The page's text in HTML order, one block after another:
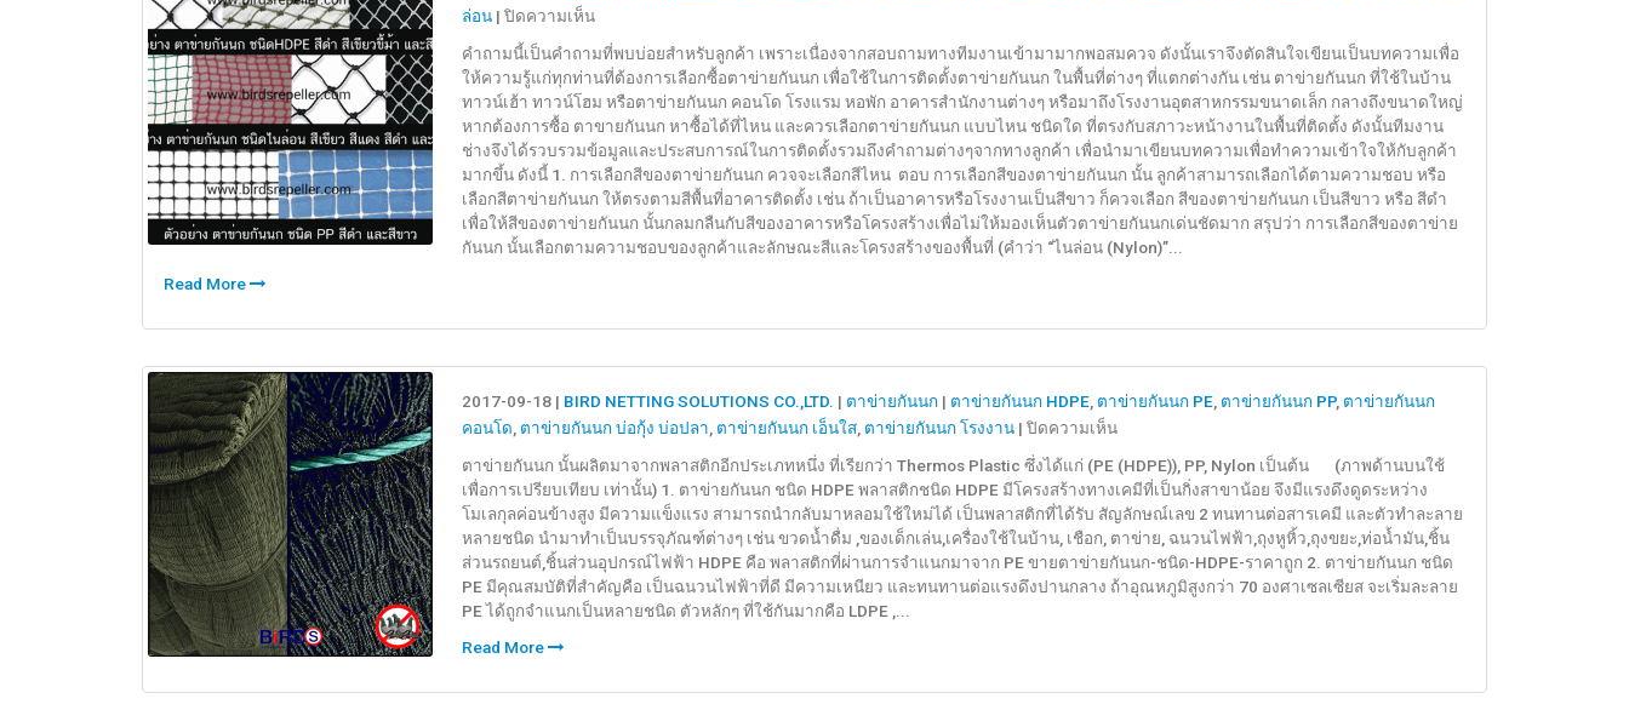
ล่อน | ปิดความเห็นบน
คุณสมบัติ
และ
วิธี
เลือก
ตาข่าย
กัน
นก
HDPE/PE/PP/NYLON
คำถามนี้เป็นคำถามที่พบบ่อยสำหรับลูกค้า เพราะเนื่องจากสอบถามทางทีมงานเข้ามามากพอสมควจ ดังนั้นเราจึงตัดสินใจเขียนเป็นบทความเพื่อ
ให้ความรู้แก่ทุกท่านที่ต้องการเลือกซื้อตาข่ายกันนก เพื่อใช้ในการติดตั้งตาข่ายกันนก ในพื้นที่ต่างๆ ที่แตกต่างกัน เช่น ตาข่ายกันนก ที่ใช้ในบ้าน
ทาวน์เฮ้า ทาวน์โฮม หรือตาข่ายกันนก คอนโด โรงแรม หอพัก อาคารสำนักงานต่างๆ หรือมาถึงโรงงานอุตสาหกรรมขนาดเล็ก กลางถึงขนาดใหญ่
หากต้องการซื้อ ตาขายกันนก หาซื้อได้ที่ไหน และควรเลือกตาข่ายกันนก แบบไหน ชนิดใด ที่ตรงกับสภาวะหน้างานในพื้นที่ติดตั้ง ดังนั้นทีมงาน
ช่างจึงได้รวบรวมข้อมูลและประสบการณ์ในการติดตั้งรวมถึงคำถามต่างๆจากทางลูกค้า เพื่อนำมาเขียนบทความเพื่อทำความเข้าใจให้กับลูกค้า
มากขึ้น ดังนี้ 1. การเลือกสีของตาข่ายกันนก ควจจะเลือกสีไหน ตอบ การเลือกสีของตาข่ายกันนก นั้น ลูกค้าสามารถเลือกได้ตามความชอบ หรือ
เลือกสีตาข่ายกันนก ให้ตรงตามสีพื้นที่อาคารติดตั้ง เช่น ถ้าเป็นอาคารหรือโรงงานเป็นสีขาว ก็ควจเลือก สีของตาข่ายกันนก เป็นสีขาว หรือ สีดำ
เพื่อให้สีของตาข่ายกันนก นั้นกลมกลืนกับสีของอาคารหรือโครงสร้างเพื่อไม่ให้มองเห็นตัวตาข่ายกันนกเด่นชัดมาก สรุปว่า การเลือกสีของตาข่าย
กันนก นั้นเลือกตามความชอบของลูกค้าและลักษณะสีและโครงสร้างของพื้นที่ (คำว่า “ไนล่อน (Nylon)”...
Read More
2017-09-18 | BIRD NETTING SOLUTIONS CO.,LTD. | ตาข่ายกันนก | ตาข่ายกันนก HDPE ตาข่ายกันนก PE ตาข่ายกันนก PP, ตาข่ายกันนก
คอนโด ตาข่ายกันนก บ่อกุ้ง บ่อปลา ตาข่ายกันนก เอ็นใส ตาข่ายกันนก โรงงาน | ปิดความเห็นบน
กัน
นก
PP,
(PE
(HDPE)),
เอ็น
ตาข่ายกันนก นั้นผลิตมาจากพลาสติกอีกประเภทหนึ่ง ที่เรียกว่า Thermos Plastic ซึ่งได้แก่ (PE (HDPE)), PP, Nylon เป็นต้น (ภาพด้านบนใช้
เพื่อการเปรียบเทียบ เท่านั้น) 1. ตาข่ายกันนก ชนิด HDPE พลาสติกชนิด HDPE มีโครงสร้างทางเคมีที่เป็นกิ่งสาขาน้อย จึงมีแรงดึงดูดระหว่าง
โมเลกุลค่อนข้างสูง มีความแข็งแรง สามารถนำกลับมาหลอมใช้ใหม่ได้ เป็นพลาสติกที่ได้รับ สัญลักษณ์เลข 2 ทนทานต่อสารเคมี และตัวทำละลาย
หลายชนิด นำมาทำเป็นบรรจุภัณฑ์ต่างๆ เช่น ขวดน้ำดื่ม ,ของเด็กเล่น,เครื่องใช้ในบ้าน, เชือก, ตาข่าย, ฉนวนไฟฟ้า,ถุงหูหิ้ว,ถุงขยะ,ท่อน้ำมัน,ชิ้น
ส่วนรถยนต์,ชิ้นส่วนอุปกรณ์ไฟฟ้า HDPE คือ พลาสติกที่ผ่านการจำแนกมาจาก PE ขายตาข่ายกันนก-ชนิด-HDPE-ราคาถูก 2. ตาข่ายกันนก ชนิด
PE มีคุณสมบัติที่สำคัญคือ เป็นฉนวนไฟฟ้าที่ดี มีความเหนียว และทนทานต่อแรงดึงปานกลาง ถ้าอุณหภูมิสูงกว่า 70 องศาเซลเซียส จะเริ่มละลาย
PE ได้ถูกจำแนกเป็นหลายชนิด ตัวหลักๆ ที่ใช้กันมากคือ LDPE ,...
Read More